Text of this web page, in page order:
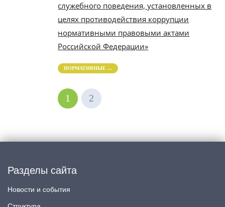
служебного поведения, установленных в
целях противодействия коррупции
нормативными правовыми актами
Российской Федерации»
НОРМАТИВНЫЕ ...
1 2
Разделы сайта
Новости и события